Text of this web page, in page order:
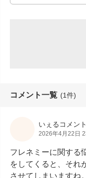
コメント一覧 (1件)
いぇるコメン
2026年4月22日
フレネミーに関する
をしてくると、それ
させてしまいますね